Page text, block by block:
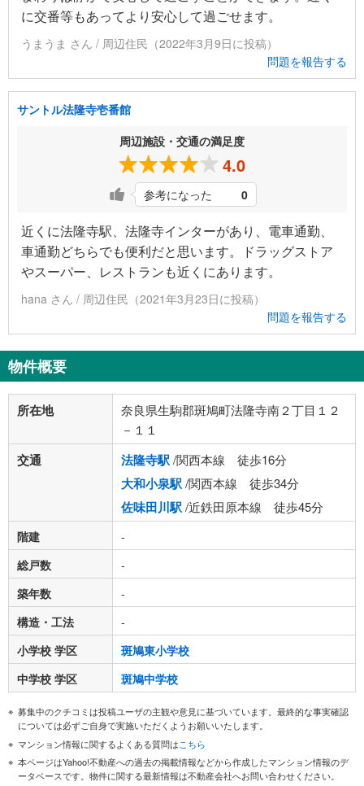
に交番等もあってより安心して過ごせます。
うまうま さん / 周辺住民（2022年3月9日に投稿）
問題を報告する
サントル法隆寺壱番館
周辺施設・交通の満足度
4.0
参考になった 0
近くに法隆寺駅、法隆寺インターがあり、電車通勤、
車通勤どちらでも便利だと思います。ドラッグストア
やスーパー、レストランも近くにあります。
hana さん / 周辺住民（2021年3月23日に投稿）
問題を報告する
物件概要
所在地
奈良県生駒郡斑鳩町法隆寺南２丁目１２
－１１
交通 法隆寺駅/関西本線 徒歩16分
大和小泉駅/関西本線 徒歩34分
佐味田川駅/近鉄田原本線 徒歩45分
階建
-
総戸数
-
築年数
-
構造・工法
-
小学校 学区
斑鳩東小学校
中学校 学区
斑鳩中学校
募集中のクチコミは投稿ユーザの主観や意見に基づいています。最終的な事実確認
については必ずご自身で実施いただくようお願いいたします。
マンション情報に関するよくある質問はこちら
本ページはYahoo!不動産への過去の掲載情報などから作成したマンション情報のデ
ータベースです。物件に関する最新情報は不動産会社へお問い合わせください。